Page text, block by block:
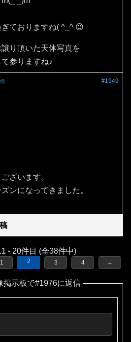
ておりますね( ^_^ 😉
り頂いた天体写真を
参りますね♪
#1949
ざいます。
ンになってきました。
- 20件目 (全38件中)
1 2 3 4 →
掲示板で#1976に返信